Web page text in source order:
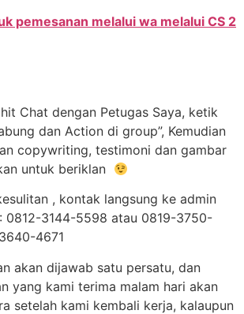
pemesanan melalui wa melalui CS 2
Chat dengan Petugas Saya, ketik
dan Action di group”, Kemudian
copywriting, testimoni dan gambar
untuk beriklan
, kontak langsung ke admin
0812-3144-5598 atau 0819-3750-
4671
akan dijawab satu persatu, dan
yang kami terima malam hari akan
setelah kami kembali kerja, kalaupun